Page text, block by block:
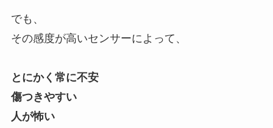
でも、
その感度が高いセンサーによって、
とにかく常に不安
傷つきやすい
人が怖い